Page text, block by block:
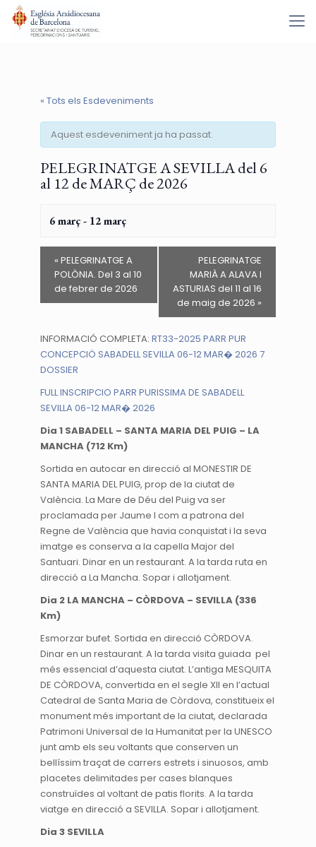
« Tots els Esdeveniments
Aquest esdeveniment ja ha passat.
PELEGRINATGE A SEVILLA del 6
al 12 de MARÇ de 2026
6 març- 12 març
« PELEGRINATGE A
POLÒNIA. Del 3 al 10
de febrer de 2026
PELEGRINATGE
MARIÀ A ALAVA I
ASTURIAS del 11 al 16
de maig de 2026 »
INFORMACIÓ COMPLETA: RT33-2025 PARR PUR
CONCEPCIÖ SABADELL SEVILLA 06-12 MAR� 2026 7
DOSSIER
FULL INSCRIPCIO PARR PURISSIMA DE SABADELL
SEVILLA 06-12 MAR� 2026
Dia 1 SABADELL – SANTA MARIA DEL PUIG – LA
MANCHA (712 Km)
Sortida en autocar en direcció al MONESTIR DE
SANTA MARIA DEL PUIG, prop de la ciutat de
València. La Mare de Déu del Puig va ser
proclamada per Jaume I com a patrona del
Regne de València que havia conquistat i la seva
imatge es conserva a la capella Major del
Santuari. Dinar en un restaurant. A la tarda ruta en
direcció a La Mancha. Sopar i allotjament.
Dia 2 LA MANCHA – CÒRDOVA – SEVILLA (336
Km)
Esmorzar bufet. Sortida en direcció CÒRDOVA.
Dinar en un restaurant. A la tarda visita guiada pel
més essencial d’aquesta ciutat. L’antiga MESQUITA
DE CÒRDOVA, convertida en el segle XII en l’actual
Catedral de Santa Maria de Còrdova, constitueix el
monument més important de la ciutat, declarada
Patrimoni Universal de la Humanitat per la UNESCO
junt amb els seu voltants que conserven un
bellíssim traçat de carrers estrets i sinuosos, amb
placetes delimitades per cases blanques
construïdes al voltant de patis florits. A la tarda
viatge en direcció a SEVILLA. Sopar i allotjament.
Dia 3 SEVILLA